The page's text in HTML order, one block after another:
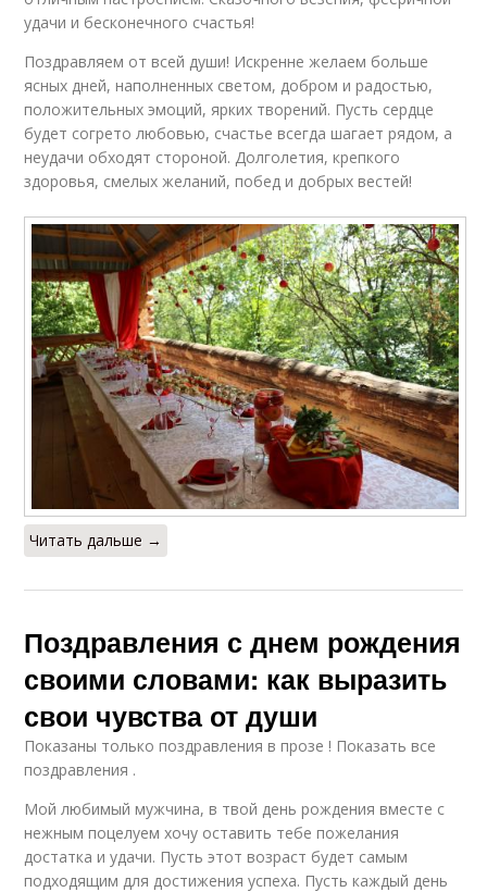
удачи и бесконечного счастья!
Поздравляем от всей души! Искренне желаем больше
ясных дней, наполненных светом, добром и радостью,
положительных эмоций, ярких творений. Пусть сердце
будет согрето любовью, счастье всегда шагает рядом, а
неудачи обходят стороной. Долголетия, крепкого
здоровья, смелых желаний, побед и добрых вестей!
Читать дальше →
Поздравления с днем рождения
своими словами: как выразить
свои чувства от души
Показаны только поздравления в прозе ! Показать все
поздравления .
Мой любимый мужчина, в твой день рождения вместе с
нежным поцелуем хочу оставить тебе пожелания
достатка и удачи. Пусть этот возраст будет самым
подходящим для достижения успеха. Пусть каждый день